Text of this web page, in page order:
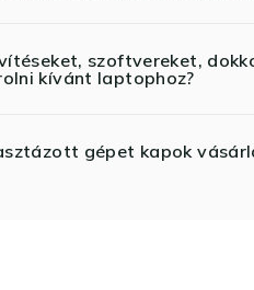
szoftvereket,
kívánt laptophoz?
gépet kapok